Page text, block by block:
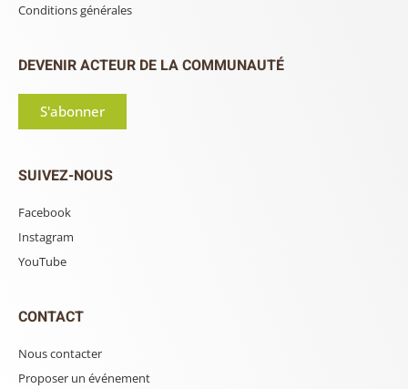
Conditions générales
DEVENIR ACTEUR DE LA COMMUNAUTÉ
S'abonner
SUIVEZ-NOUS
Facebook
Instagram
YouTube
CONTACT
Nous contacter
Proposer un événement